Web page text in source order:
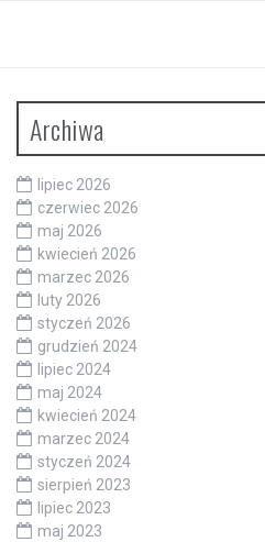
Archiwa
lipiec 2026
czerwiec 2026
maj 2026
kwiecień 2026
marzec 2026
luty 2026
styczeń 2026
grudzień 2024
lipiec 2024
maj 2024
kwiecień 2024
marzec 2024
styczeń 2024
sierpień 2023
lipiec 2023
maj 2023